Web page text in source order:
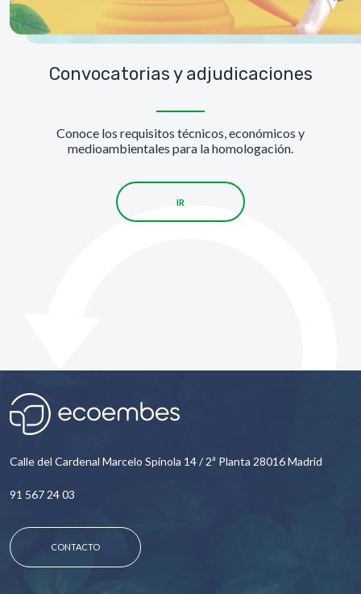
Convocatorias y adjudicaciones
Conoce los requisitos técnicos, económicos y
medioambientales para la homologación.
IR
Calle del Cardenal Marcelo Spínola 14 / 2ª Planta 28016 Madrid
91 567 24 03
CONTACTO